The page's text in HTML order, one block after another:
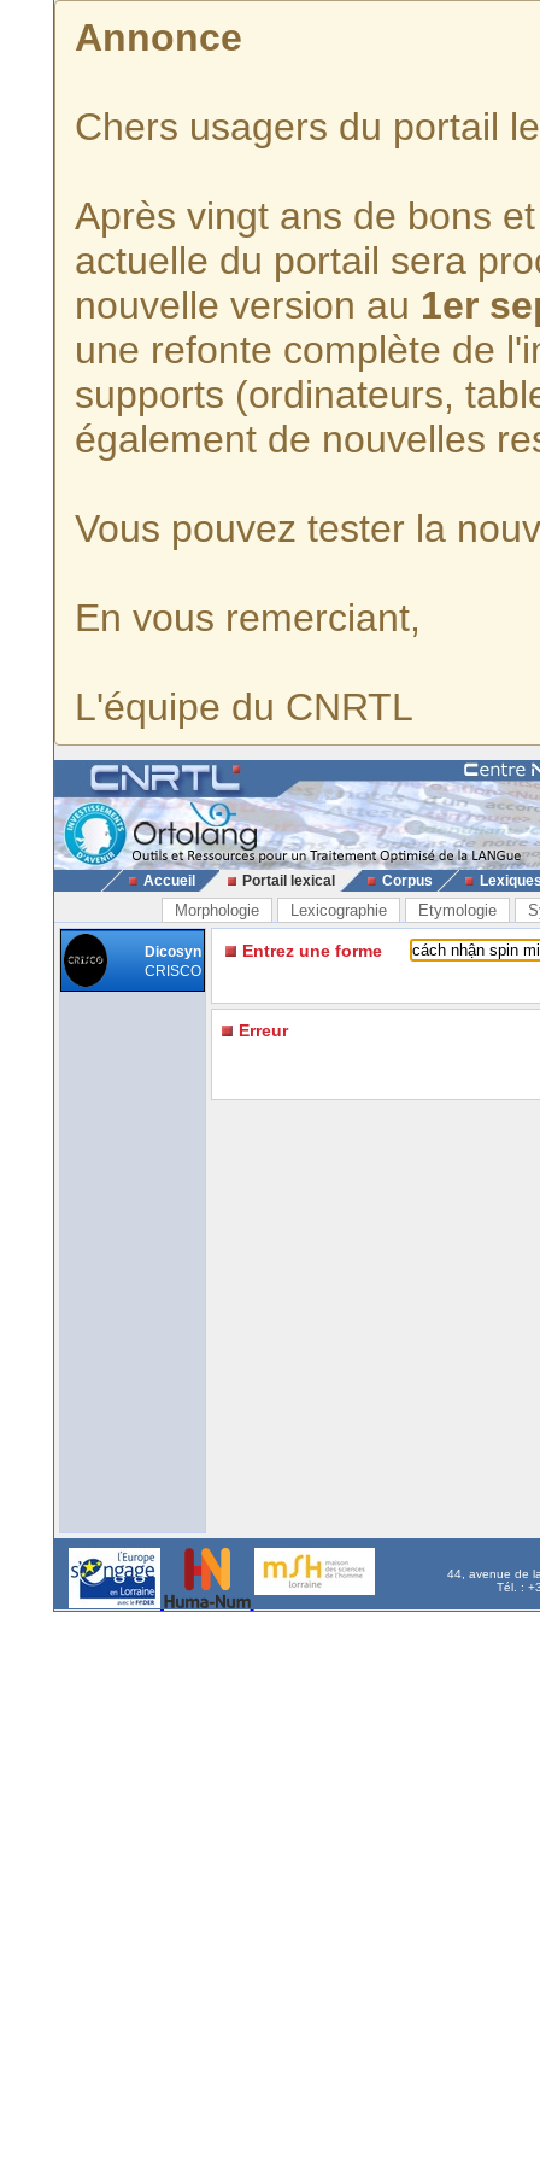
Annonce
Chers usagers du portail
Après vingt ans de bons
actuelle du portail sera
nouvelle version au 1er
une refonte complète de
supports (ordinateurs,
également de nouvelles
Vous pouvez tester la
En vous remerciant,
L'équipe du CNRTL
Accueil Portail lexical Corpus
Morphologie Lexicographie Etymologie
Dicosyn
CRISCO
Entrez une forme
Erreur
44, avenue de
Tél. :